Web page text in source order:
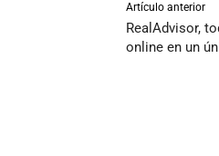
Artículo anterior
RealAdvisor,
online en un